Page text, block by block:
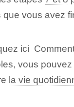
que vous avez
ici
vous
la vie